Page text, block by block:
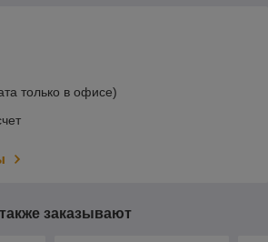
только в офисе)
заказывают